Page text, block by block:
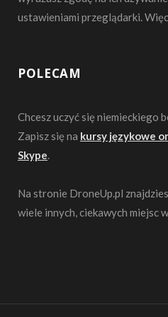
ustawieniami przeglądarki.
POLECAM
Chcesz uczyć się niemieckiego
Zapisz się na kursy językowe
Skype.
Na stronie DroneUp.pl
wiele innych, ciekawych miejsc